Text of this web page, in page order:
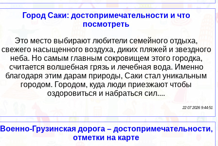
Город Саки: достопримечательности и что
посмотреть
Это место выбирают любители семейного отдыха,
свежего насыщенного воздуха, диких пляжей и звездного
неба. Но самым главным сокровищем этого городка,
считается волшебная грязь и лечебная вода. Именно
благодаря этим дарам природы, Саки стал уникальным
городом. Городом, куда люди приезжают чтобы
оздоровиться и набраться сил....
22 07 2026 9:44:51
Военно-Грузинская дорога – достопримечательности,
отметки на карте